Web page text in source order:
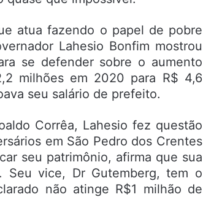
atua fazendo o papel de pobre
Lahesio Bonfim mostrou
se defender sobre o aumento
milhões em 2020 para R$ 4,6
seu salário de prefeito.
Corrêa, Lahesio fez questão
em São Pedro dos Crentes
seu patrimônio, afirma que sua
Seu vice, Dr Gutemberg, tem o
não atinge R$1 milhão de